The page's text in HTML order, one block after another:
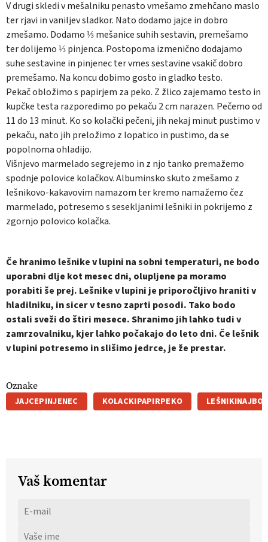
V drugi skledi v mešalniku penasto vmešamo zmehčano maslo
ter rjavi in vaniljev sladkor. Nato dodamo jajce in dobro
zmešamo. Dodamo ⅓ mešanice suhih sestavin, premešamo
ter dolijemo ⅓ pinjenca. Postopoma izmenično dodajamo
suhe sestavine in pinjenec ter vmes sestavine vsakič dobro
premešamo. Na koncu dobimo gosto in gladko testo.
Pekač obložimo s papirjem za peko. Z žlico zajemamo testo in
kupčke testa razporedimo po pekaču 2 cm narazen. Pečemo od
11 do 13 minut. Ko so kolački pečeni, jih nekaj minut pustimo v
pekaču, nato jih preložimo z lopatico in pustimo, da se
popolnoma ohladijo.
Višnjevo marmelado segrejemo in z njo tanko premažemo
spodnje polovice kolačkov. Albuminsko skuto zmešamo z
lešnikovo-kakavovim namazom ter kremo namažemo čez
marmelado, potresemo s sesekljanimi lešniki in pokrijemo z
zgornjo polovico kolačka.
Če hranimo lešnike v lupini na sobni temperaturi, ne bodo
uporabni dlje kot mesec dni, olupljene pa moramo
porabiti še prej. Lešnike v lupini je priporočljivo hraniti v
hladilniku, in sicer v tesno zaprti posodi. Tako bodo
ostali sveži do štiri mesece. Shranimo jih lahko tudi v
zamrzovalniku, kjer lahko počakajo do leto dni. Če lešnik
v lupini potresemo in slišimo jedrce, je že prestar.
Oznake
JAJCEPINJENEC KOLACKIPAPIRPEKO
Vaš komentar